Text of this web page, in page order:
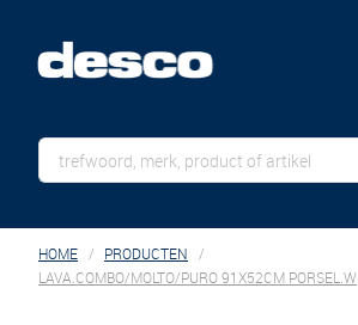
HOME
PRODUCTEN
LAVA.COMBO/MOLTO/PURO 91X52CM PORSEL.W